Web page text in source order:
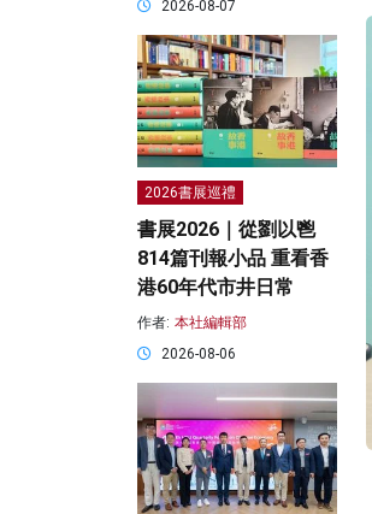
2026-08-07
2026書展巡禮
書展2026｜從劉以鬯
814篇刊報小品 重看香
港60年代市井日常
作者: 本社編輯部
2026-08-06